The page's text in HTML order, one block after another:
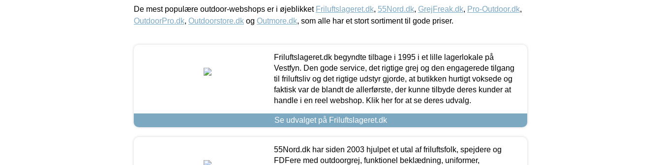
De mest populære outdoor-webshops er i øjeblikket Friluftslageret.dk, 55Nord.dk, GrejFreak.dk, Pro-Outdoor.dk,
OutdoorPro.dk, Outdoorstore.dk og Outmore.dk, som alle har et stort sortiment til gode priser.
Friluftslageret.dk begyndte tilbage i 1995 i et lille lagerlokale på
Vestfyn. Den gode service, det rigtige grej og den engagerede tilgang
til friluftsliv og det rigtige udstyr gjorde, at butikken hurtigt voksede og
faktisk var de blandt de allerførste, der kunne tilbyde deres kunder at
handle i en reel webshop. Klik her for at se deres udvalg.
Se udvalget på Friluftslageret.dk
55Nord.dk har siden 2003 hjulpet et utal af friluftsfolk, spejdere og
FDFere med outdoorgrej, funktionel beklædning, uniformer,